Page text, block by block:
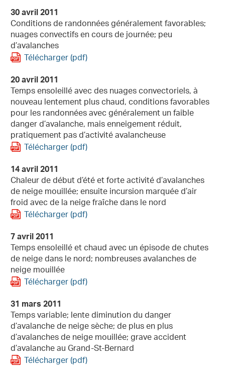
30 avril 2011
Conditions de randonnées généralement favorables;
nuages convectifs en cours de journée; peu
d’avalanches
Télécharger (pdf)
20 avril 2011
Temps ensoleillé avec des nuages convectoriels, à
nouveau lentement plus chaud, conditions favorables
pour les randonnées avec généralement un faible
danger d’avalanche, mais enneigement réduit,
pratiquement pas d’activité avalancheuse
Télécharger (pdf)
14 avril 2011
Chaleur de début d’été et forte activité d’avalanches
de neige mouillée; ensuite incursion marquée d’air
froid avec de la neige fraîche dans le nord
Télécharger (pdf)
7 avril 2011
Temps ensoleillé et chaud avec un épisode de chutes
de neige dans le nord; nombreuses avalanches de
neige mouillée
Télécharger (pdf)
31 mars 2011
Temps variable; lente diminution du danger
d’avalanche de neige sèche; de plus en plus
d’avalanches de neige mouillée; grave accident
d’avalanche au Grand-St-Bernard
Télécharger (pdf)